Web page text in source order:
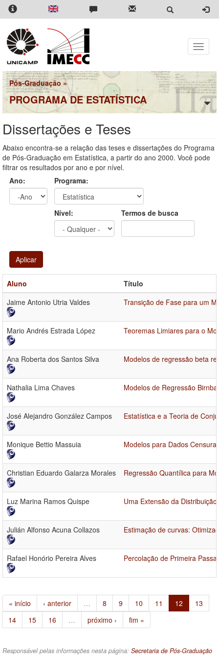
Pular
para
conteúdo
principal
Toggle
Pós-Graduação »
PROGRAMA DE ESTATÍSTICA
Dissertações e Teses
Abaixo encontra-se a relação das teses e dissertações do Programa
de Pós-Graduação em Estatística, a partir do ano 2000. Você pode
filtrar os resultados por ano e por nível.
Ano:
Programa:
Nível: Termos de busca
Aplicar
Aluno
Título
Jaime Antonio Utria Valdes
Transição de Fase para um
Mario Andrés Estrada López Teoremas Limiares para o
Ana Roberta dos Santos Silva Modelos de regressão beta
Nathalia Lima Chaves Modelos de Regressão
José Alejandro González Campos Estatística e a Teoria de
Monique Bettio Massuia Modelos para Dados
Christian Eduardo Galarza Morales Regressão Quantílica para
Luz Marina Ramos Quispe Uma Extensão da
Julián Alfonso Acuna Collazos Estimação de curvas:
Rafael Honório Pereira Alves Percolação de Primeira
« início ‹ anterior … 8 9 10 11 12
13
14
15 16 … próximo › fim »
Responsável pelas informações nesta página: Secretaria de Pós-Graduação